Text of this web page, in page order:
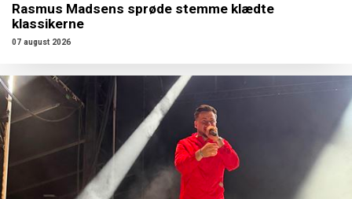
Rasmus Madsens sprøde stemme klædte
klassikerne
07 august 2026